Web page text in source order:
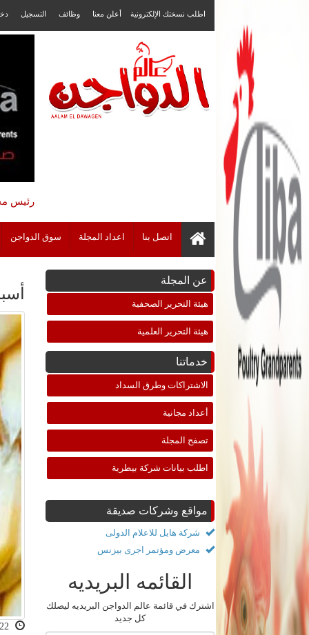
اطلب نسختك الإلكترونية أعلن معنا وظائف التسجيل
رئيس
اتصل بنا اعداد المجلة سوق الدواجن
عن المجلة
هيئة التحرير الصحفية
هيئة التحرير العلمية
خدماتنا
الاشتراكات وطرق السداد
أعداد مجانية
تصفح المجلة
اطلب بيانات شركة بيطرية
مواقع وشركات صديقة
شركة هايل للاعلام الدولى
معرض ومؤتمر اجرى بيزنس
القائمه البريديه
اشترك في قائمة عالم الدواجن البريديه ليصلك
كل جديد